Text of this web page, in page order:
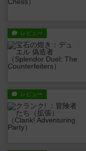
レビュー
レビュー